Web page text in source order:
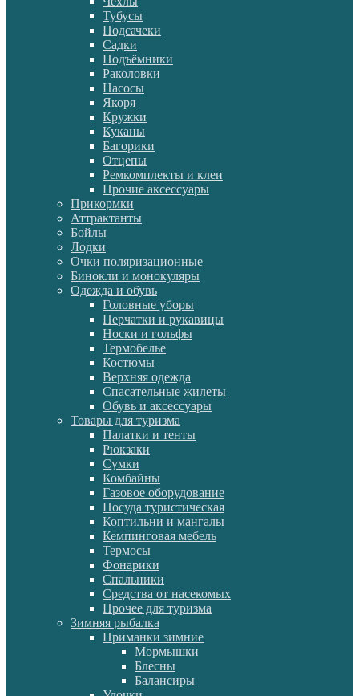
Тубусы
Подсачеки
Садки
Подъёмники
Раколовки
Насосы
Якоря
Кружки
Куканы
Багорики
Отцепы
Ремкомплекты и клеи
Прочие аксессуары
Прикормки
Аттрактанты
Бойлы
Лодки
Очки поляризационные
Бинокли и монокуляры
Одежда и обувь
Головные уборы
Перчатки и рукавицы
Носки и гольфы
Термобелье
Костюмы
Верхняя одежда
Спасательные жилеты
Обувь и аксессуары
Товары для туризма
Палатки и тенты
Рюкзаки
Сумки
Комбайны
Газовое оборудование
Посуда туристическая
Коптильни и мангалы
Кемпинговая мебель
Термосы
Фонарики
Спальники
Средства от насекомых
Прочее для туризма
Зимняя рыбалка
Приманки зимние
Мормышки
Блесны
Балансиры